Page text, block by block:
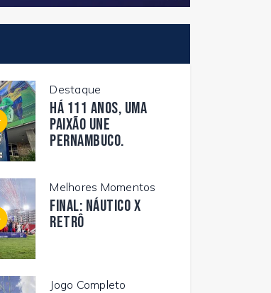
Destaque
Há 111 anos, uma
paixão une
Pernambuco.
Melhores Momentos
FINAL: NÁUTICO X
RETRÔ
Jogo Completo